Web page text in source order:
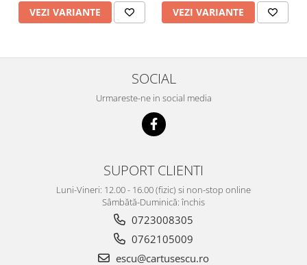
VEZI VARIANTE VEZI VARIANTE
SOCIAL
Urmareste-ne in social media
SUPORT CLIENTI
Luni-Vineri: 12.00 - 16.00 (fizic) si non-stop online
Sâmbătă-Duminică: închis
0723008305
0762105009
escu@cartusescu.ro